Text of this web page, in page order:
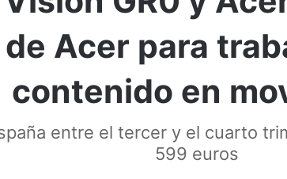
Acer para
contenido en
entre el tercer y el cuarto
599 euros